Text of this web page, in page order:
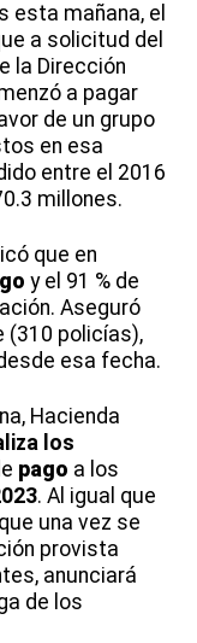
esta mañana, el
a solicitud del
la Dirección
a pagar
de un grupo
en esa
entre el 2016
millones.
que en
y el 91 % de
Aseguró
(310 policías),
esa fecha.
Hacienda
los
pago a los
. Al igual que
una vez se
provista
anunciará
de los